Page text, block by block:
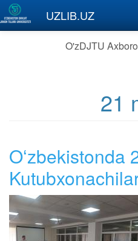
Skip to main content
UZLIB.UZ
O'zDJTU
21
Oʻzbekistonda